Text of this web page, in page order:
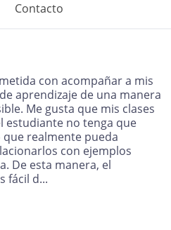
Contacto
con acompañar a mis
aprendizaje de una manera
Me gusta que mis clases
estudiante no tenga que
realmente pueda
con ejemplos
De esta manera, el
fácil d...